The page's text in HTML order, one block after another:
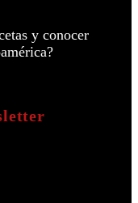
y conocer